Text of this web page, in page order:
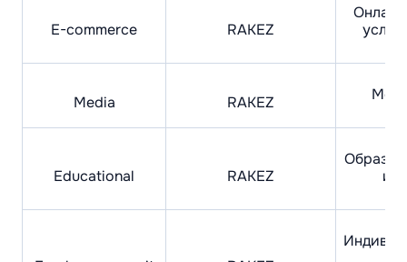
E-commerce RAKEZ
услуг
Media RAKEZ
Educational RAKEZ
и